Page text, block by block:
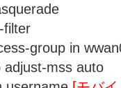
filter
group in
adjust-mss auto